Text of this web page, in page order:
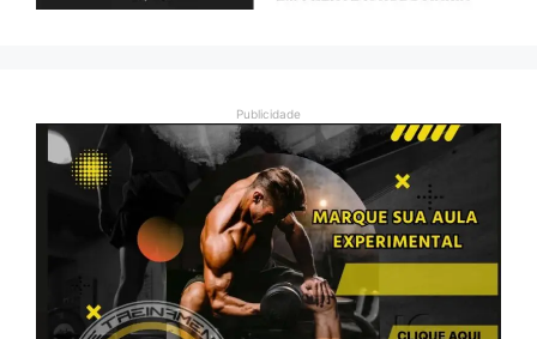
Publicidade